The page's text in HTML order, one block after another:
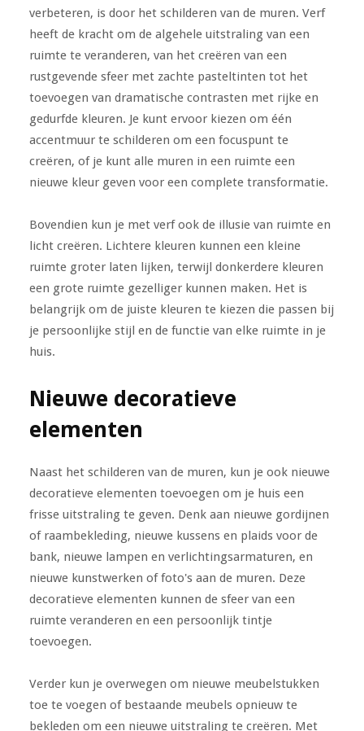
verbeteren, is door het schilderen van de muren. Verf
heeft de kracht om de algehele uitstraling van een
ruimte te veranderen, van het creëren van een
rustgevende sfeer met zachte pasteltinten tot het
toevoegen van dramatische contrasten met rijke en
gedurfde kleuren. Je kunt ervoor kiezen om één
accentmuur te schilderen om een focuspunt te
creëren, of je kunt alle muren in een ruimte een
nieuwe kleur geven voor een complete transformatie.
Bovendien kun je met verf ook de illusie van ruimte en
licht creëren. Lichtere kleuren kunnen een kleine
ruimte groter laten lijken, terwijl donkerdere kleuren
een grote ruimte gezelliger kunnen maken. Het is
belangrijk om de juiste kleuren te kiezen die passen bij
je persoonlijke stijl en de functie van elke ruimte in je
huis.
Nieuwe decoratieve
elementen
Naast het schilderen van de muren, kun je ook nieuwe
decoratieve elementen toevoegen om je huis een
frisse uitstraling te geven. Denk aan nieuwe gordijnen
of raambekleding, nieuwe kussens en plaids voor de
bank, nieuwe lampen en verlichtingsarmaturen, en
nieuwe kunstwerken of foto's aan de muren. Deze
decoratieve elementen kunnen de sfeer van een
ruimte veranderen en een persoonlijk tintje
toevoegen.
Verder kun je overwegen om nieuwe meubelstukken
toe te voegen of bestaande meubels opnieuw te
bekleden om een nieuwe uitstraling te creëren. Met